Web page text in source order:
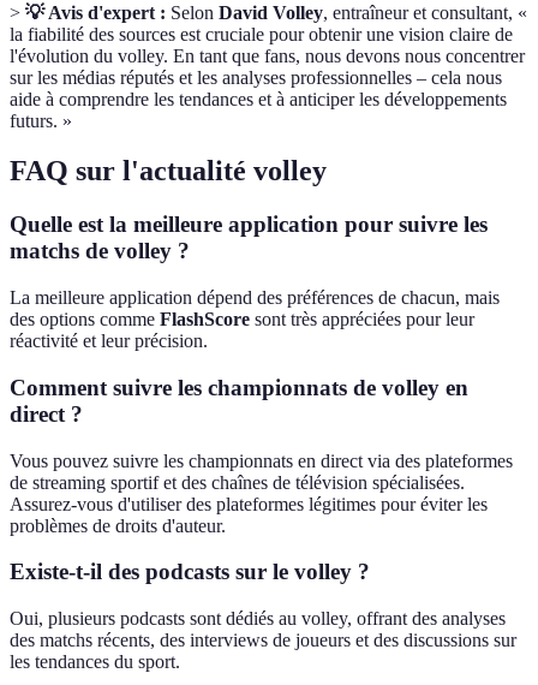
> 💡 Avis d'expert : Selon David Volley, entraîneur et consultant, «
la fiabilité des sources est cruciale pour obtenir une vision claire de
l'évolution du volley. En tant que fans, nous devons nous concentrer
sur les médias réputés et les analyses professionnelles – cela nous
aide à comprendre les tendances et à anticiper les développements
futurs. »
FAQ sur l'actualité volley
Quelle est la meilleure application pour suivre les
matchs de volley ?
La meilleure application dépend des préférences de chacun, mais
des options comme FlashScore sont très appréciées pour leur
réactivité et leur précision.
Comment suivre les championnats de volley en
direct ?
Vous pouvez suivre les championnats en direct via des plateformes
de streaming sportif et des chaînes de télévision spécialisées.
Assurez-vous d'utiliser des plateformes légitimes pour éviter les
problèmes de droits d'auteur.
Existe-t-il des podcasts sur le volley ?
Oui, plusieurs podcasts sont dédiés au volley, offrant des analyses
des matchs récents, des interviews de joueurs et des discussions sur
les tendances du sport.